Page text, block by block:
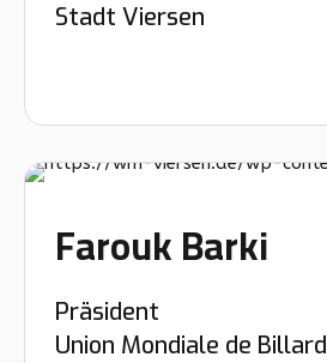
Stadt Viersen
Farouk Barki
Präsident
Union Mondiale de Billard